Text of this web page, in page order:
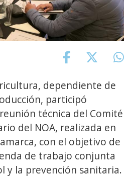
dependiente de
participó
técnica del Comité
del NOA, realizada en
con el objetivo de
de trabajo conjunta
y la prevención sanitaria.